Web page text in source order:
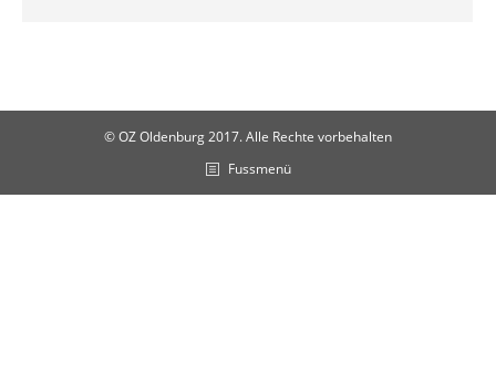
© OZ Oldenburg 2017. Alle Rechte vorbehalten
Fussmenü